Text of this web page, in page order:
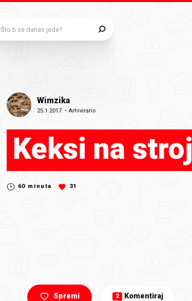
Wimzika
25.1.2017. •Arhivirano
Keksi na stroj
60 minuta 31
Spremi 2 Komentiraj
Što ti se danas jede?